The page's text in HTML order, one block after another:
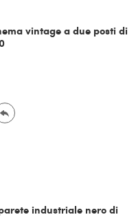
vintage a due posti di
industriale nero di